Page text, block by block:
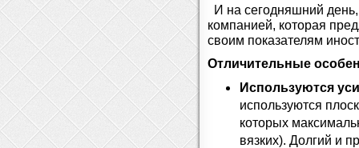
И на сегодняшний
компанией, которая
своим показателям
Отличительные
Используются
используются
которых
вязких). Долгий и